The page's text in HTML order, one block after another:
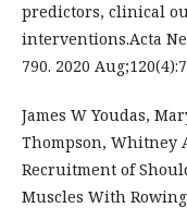
predictors, clinical
interventions.Acta
790. 2020
James W Youdas,
Thompson, Whitney
Recruitment of
Muscles With